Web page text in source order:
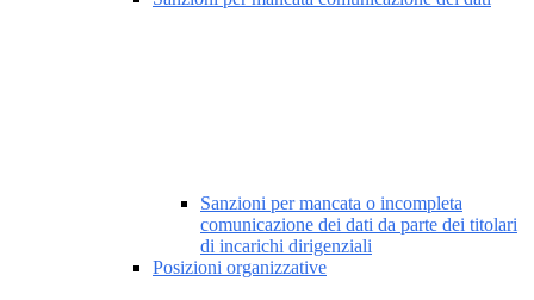
Sanzioni per mancata o incompleta
comunicazione dei dati da parte dei titolari
di incarichi dirigenziali
Posizioni organizzative